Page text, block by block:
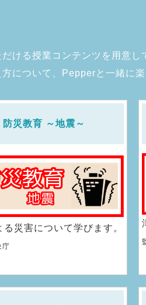
ける授業コンテンツを用意し
について、Pepperと一緒に楽
防災教育 ～地震～
る災害について学びます。
庁